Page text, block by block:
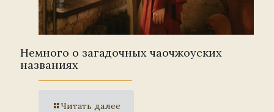
Немного о загадочных чаочжоуских
названиях
Читать далее